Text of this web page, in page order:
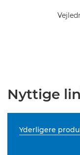
Nyttige
Yderligere